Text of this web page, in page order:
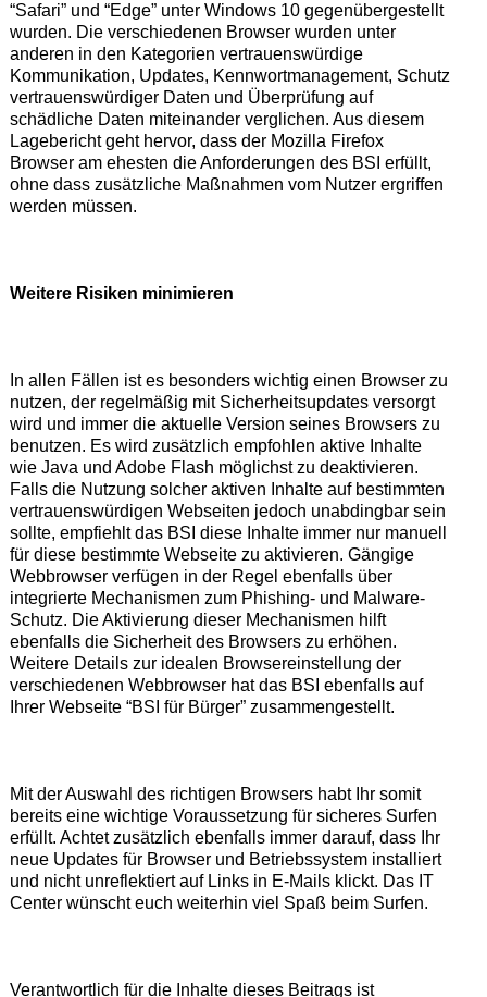
“Safari” und “Edge” unter Windows 10 gegenübergestellt
wurden. Die verschiedenen Browser wurden unter
anderen in den Kategorien vertrauenswürdige
Kommunikation, Updates, Kennwortmanagement, Schutz
vertrauenswürdiger Daten und Überprüfung auf
schädliche Daten miteinander verglichen. Aus diesem
Lagebericht geht hervor, dass der Mozilla Firefox
Browser am ehesten die Anforderungen des BSI erfüllt,
ohne dass zusätzliche Maßnahmen vom Nutzer ergriffen
werden müssen.
Weitere Risiken minimieren
In allen Fällen ist es besonders wichtig einen Browser zu
nutzen, der regelmäßig mit Sicherheitsupdates versorgt
wird und immer die aktuelle Version seines Browsers zu
benutzen. Es wird zusätzlich empfohlen aktive Inhalte
wie Java und Adobe Flash möglichst zu deaktivieren.
Falls die Nutzung solcher aktiven Inhalte auf bestimmten
vertrauenswürdigen Webseiten jedoch unabdingbar sein
sollte, empfiehlt das BSI diese Inhalte immer nur manuell
für diese bestimmte Webseite zu aktivieren. Gängige
Webbrowser verfügen in der Regel ebenfalls über
integrierte Mechanismen zum Phishing- und Malware-
Schutz. Die Aktivierung dieser Mechanismen hilft
ebenfalls die Sicherheit des Browsers zu erhöhen.
Weitere Details zur idealen Browsereinstellung der
verschiedenen Webbrowser hat das BSI ebenfalls auf
Ihrer Webseite “BSI für Bürger” zusammengestellt.
Mit der Auswahl des richtigen Browsers habt Ihr somit
bereits eine wichtige Voraussetzung für sicheres Surfen
erfüllt. Achtet zusätzlich ebenfalls immer darauf, dass Ihr
neue Updates für Browser und Betriebssystem installiert
und nicht unreflektiert auf Links in E-Mails klickt. Das IT
Center wünscht euch weiterhin viel Spaß beim Surfen.
Verantwortlich für die Inhalte dieses Beitrags ist